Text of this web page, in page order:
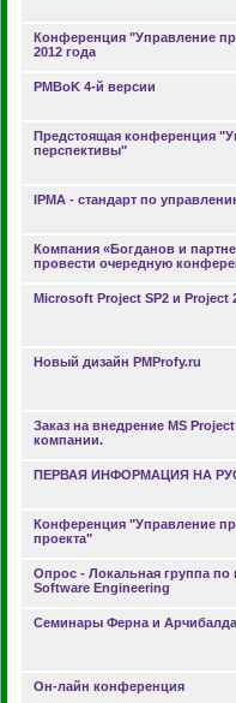
Конференция "Управление
2012 года
PMBoK 4-й версии
Предстоящая конференция
перспективы"
IPMA - стандарт по
Компания «Богданов и
провести очередную
Microsoft Project SP2 и Project
Новый дизайн PMProfy.ru
Заказ на внедрение MS
компании.
ПЕРВАЯ ИНФОРМАЦИЯ НА
Конференция "Управление
проекта"
Опрос - Локальная группа по
Software Engineering
Семинары Ферна и Арчибалда
Он-лайн конференция